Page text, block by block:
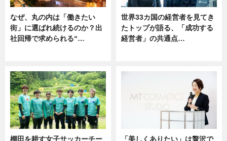
なぜ、丸の内は「働きたい
街」に選ばれ続けるのか？出
社回帰で求められる“…
世界33カ国の経営者を見てき
たトップが語る、「成功する
経営者」の共通点…
棚田を耕す女子サッカーチー 「美しくありたい」は贅沢で